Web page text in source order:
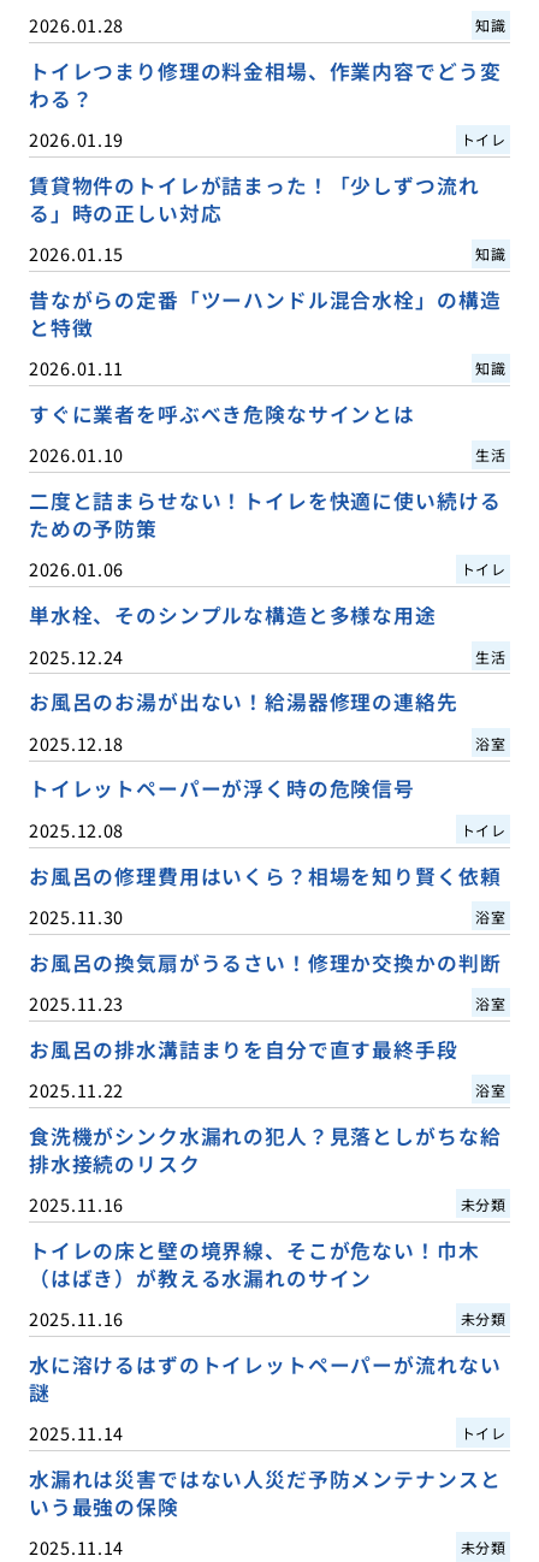
2026.01.28 知識
トイレつまり修理の料金相場、作業内容でどう変
わる？
2026.01.19 トイレ
賃貸物件のトイレが詰まった！「少しずつ流れ
る」時の正しい対応
2026.01.15 知識
昔ながらの定番「ツーハンドル混合水栓」の構造
と特徴
2026.01.11 知識
すぐに業者を呼ぶべき危険なサインとは
2026.01.10 生活
二度と詰まらせない！トイレを快適に使い続ける
ための予防策
2026.01.06 トイレ
単水栓、そのシンプルな構造と多様な用途
2025.12.24 生活
お風呂のお湯が出ない！給湯器修理の連絡先
2025.12.18 浴室
トイレットペーパーが浮く時の危険信号
2025.12.08 トイレ
お風呂の修理費用はいくら？相場を知り賢く依頼
2025.11.30 浴室
お風呂の換気扇がうるさい！修理か交換かの判断
2025.11.23 浴室
お風呂の排水溝詰まりを自分で直す最終手段
2025.11.22 浴室
食洗機がシンク水漏れの犯人？見落としがちな給
排水接続のリスク
2025.11.16 未分類
トイレの床と壁の境界線、そこが危ない！巾木
（はばき）が教える水漏れのサイン
2025.11.16 未分類
水に溶けるはずのトイレットペーパーが流れない
謎
2025.11.14 トイレ
水漏れは災害ではない人災だ予防メンテナンスと
いう最強の保険
2025.11.14 未分類